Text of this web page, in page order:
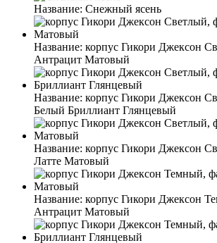
Название: Снежный ясень
Название: корпус Гикори Джексон
Антрацит Матовый
Название: корпус Гикори Джексон
Белый Бриллиант Глянцевый
Название: корпус Гикори Джексон
Латте Матовый
Название: корпус Гикори Джексон
Антрацит Матовый